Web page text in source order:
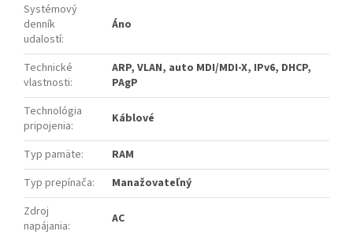
Systémový
denník
udalostí:
Áno
Technické
vlastnosti:
ARP, VLAN, auto MDI/MDI-X, IPv6, DHCP,
PAgP
Technológia
pripojenia: Káblové
Typ pamäte:
RAM
Typ prepínača:
Manažovateľný
Zdroj
napájania: AC